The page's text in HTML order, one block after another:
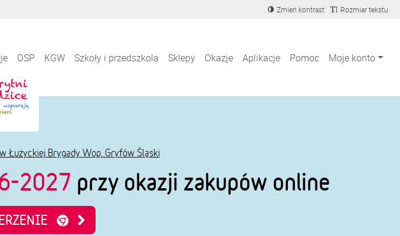
Zmień kontrast Rozmiar tekstu
OSP KGW Szkoły i przedszkola Sklepy Okazje Aplikacje Pomoc Moje konto
Łużyckiej Brygady Wop, Gryfów Śląski
2027 przy okazji zakupów online